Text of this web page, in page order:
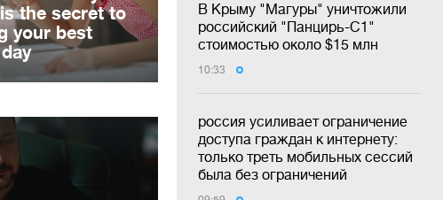
В Крыму "Магуры" уничтожили
российский "Панцирь-С1"
стоимостью около $15 млн
10:33
россия усиливает ограничение
доступа граждан к интернету:
только треть мобильных сессий
была без ограничений